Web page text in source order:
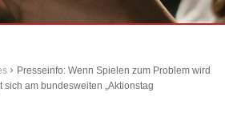
Presseinfo: Wenn Spielen zum Problem wird
am bundesweiten „Aktionstag